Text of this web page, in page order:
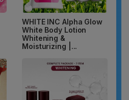
WHITE INC Alpha Glow
White Body Lotion
Whitening &
Moisturizing |...